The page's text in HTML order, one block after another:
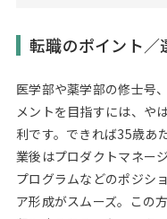
転職のポイント／
医学部や薬学部の修士号
メントを目指すには、や
利です。できれば35歳あ
業後はプロダクトマネー
プログラムなどのポジシ
ア形成がスムーズ。この